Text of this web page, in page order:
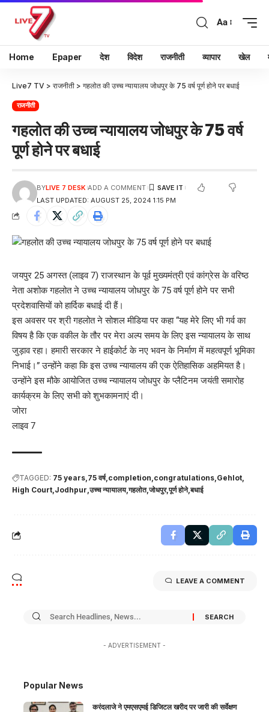
Aa
Home Epaper देश विदेश राजनीती व्यापार खेल
Live7 TV > राजनीती > गहलोत की उच्च न्यायालय जोधपुर के 75 वर्ष पूर्ण होने पर बधाई
राजनीती
गहलोत की उच्च न्यायालय जोधपुर के 75 वर्ष
पूर्ण होने पर बधाई
LAST UPDATED: AUGUST 25, 2024 1:15 PM
BYLIVE 7 DESK ADD A COMMENT
जयपुर 25 अगस्त (लाइव 7) राजस्थान के पूर्व मुख्यमंत्री एवं कांग्रेस के वरिष्ठ
नेता अशोक गहलोत ने उच्च न्यायालय जोधपुर के 75 वर्ष पूर्ण होने पर सभी
प्रदेशवासियों को हार्दिक बधाई दी हैं।
इस अवसर पर श्री गहलोत ने सोशल मीडिया पर कहा “यह मेरे लिए भी गर्व का
विषय है कि एक वकील के तौर पर मेरा अल्प समय के लिए इस न्यायालय के साथ
जुड़ाव रहा। हमारी सरकार ने हाईकोर्ट के नए भवन के निर्माण में महत्वपूर्ण भूमिका
निभाई।” उन्होंने कहा कि इस उच्च न्यायालय की एक ऐतिहासिक अहमियत है।
उन्होंने इस मौके आयोजित उच्च न्यायालय जोधपुर के प्लैटिनम जयंती समारोह
कार्यक्रम के लिए सभी को शुभकामनाएं दी।
जोरा
लाइव 7
TAGGED: 75 years 75 वर्ष completion congratulations Gehlot
High Court Jodhpur उच्च न्यायालय गहलोत जोधपुर पूर्ण होने बधाई
LEAVE A COMMENT
- ADVERTISEMENT -
Popular News
करंदलाजे ने एमएसएमई डिजिटल खरीद पर जारी की सर्वेक्षण